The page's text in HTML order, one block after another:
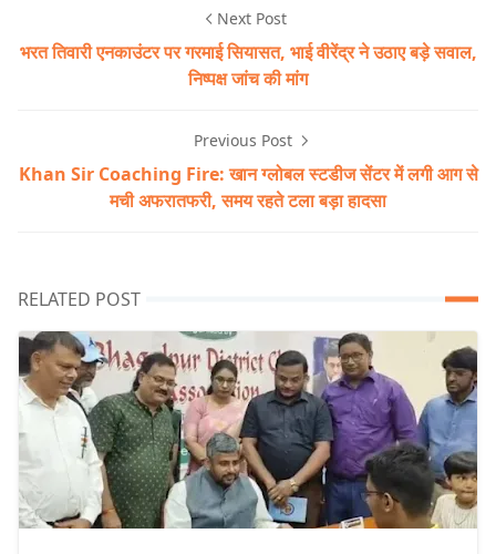
Next Post
भरत तिवारी एनकाउंटर पर गरमाई सियासत, भाई वीरेंद्र ने उठाए बड़े सवाल,
निष्पक्ष जांच की मांग
Previous Post
Khan Sir Coaching Fire: खान ग्लोबल स्टडीज सेंटर में लगी आग से
मची अफरातफरी, समय रहते टला बड़ा हादसा
RELATED POST